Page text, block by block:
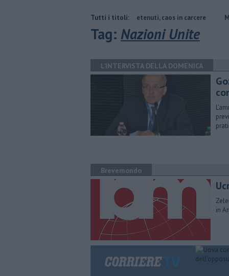
Tutti i titoli:
Rissa fra 30 detenuti, caos in carcere Muore a 61
Tag: Nazioni Unite
L’INTERVISTA DELLA DOMENICA
Brevemondo
in